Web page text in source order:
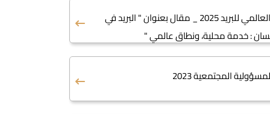
في اليوم العالمي للبريد 2025 _ مقال بعنوان " البريد في
: خدمة محلية، ونطاق عالمي "
المجتمعية 2023